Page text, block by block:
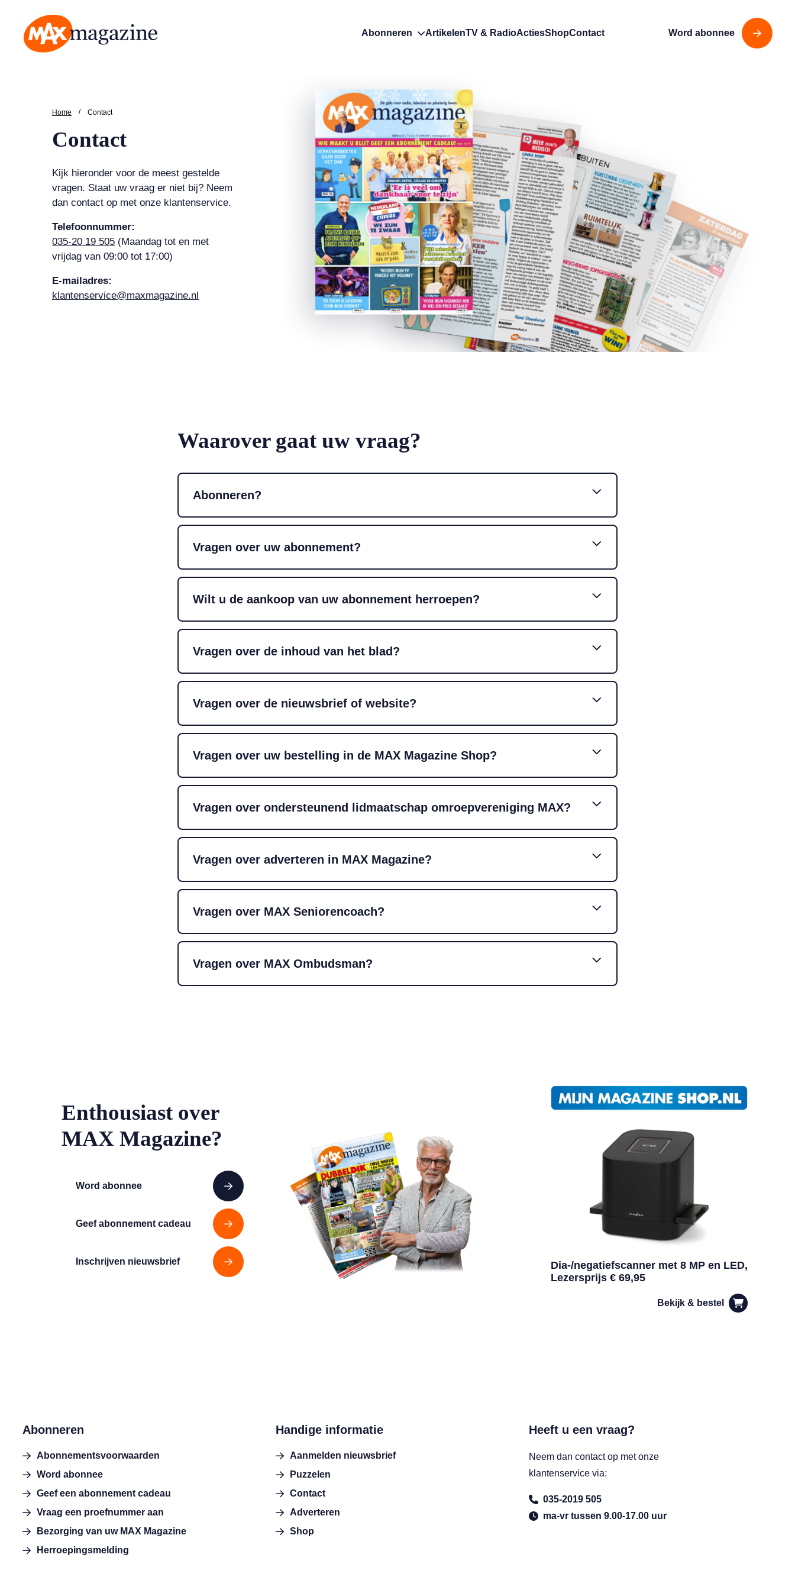
Abonneren ArtikelenTV & RadioActiesShopContact Word abonnee
Home / Contact
Contact
Kijk hieronder voor de meest gestelde
vragen. Staat uw vraag er niet bij? Neem
dan contact op met onze klantenservice.
Telefoonnummer:
035-20 19 505 (Maandag tot en met
vrijdag van 09:00 tot 17:00)
E-mailadres:
klantenservice@maxmagazine.nl
Waarover gaat uw vraag?
Abonneren?
Vragen over uw abonnement?
Wilt u de aankoop van uw abonnement herroepen?
Vragen over de inhoud van het blad?
Vragen over de nieuwsbrief of website?
Vragen over uw bestelling in de MAX Magazine Shop?
Vragen over ondersteunend lidmaatschap omroepvereniging MAX?
Vragen over adverteren in MAX Magazine?
Vragen over MAX Seniorencoach?
Vragen over MAX Ombudsman?
Enthousiast over
MAX Magazine?
Word abonnee
Geef abonnement cadeau
Inschrijven nieuwsbrief
Dia-/negatiefscanner met 8 MP en LED,
Lezersprijs € 69,95
Bekijk & bestel
Abonneren
Abonnementsvoorwaarden
Word abonnee
Geef een abonnement cadeau
Vraag een proefnummer aan
Bezorging van uw MAX Magazine
Herroepingsmelding
Handige informatie
Aanmelden nieuwsbrief
Puzzelen
Contact
Adverteren
Shop
Heeft u een vraag?
Neem dan contact op met onze
klantenservice via:
035-2019 505
ma-vr tussen 9.00-17.00 uur